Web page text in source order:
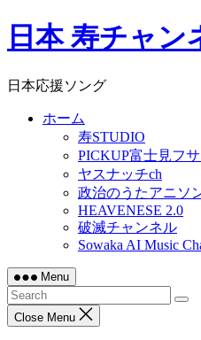
Skip
to日本 寿チャン
日本応援ソング
ホーム
寿STUDIO
PICKUP富士見フ
ヤスナッチch
政治のうたアニソ
HEAVENESE 2.0
破滅チャンネル
Sowaka AI Music
Menu
Close Menu